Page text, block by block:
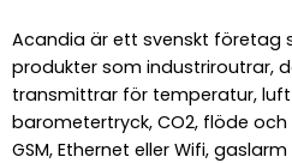
Acandia är ett svenskt företag
produkter som industriroutrar,
transmittrar för temperatur,
barometertryck, CO2, flöde
GSM, Ethernet eller Wifi,